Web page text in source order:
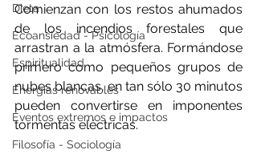
Dieta
Ecoansiedad - Psicología
Espiritualidad
Energías renovables
Eventos extremos e impactos
Filosofía - Sociología
Comienzan con los restos ahumados
de los incendios forestales que
arrastran a la atmósfera. Formándose
primero como pequeños grupos de
nubes blancas, en tan sólo 30 minutos
pueden convertirse en imponentes
tormentas eléctricas.